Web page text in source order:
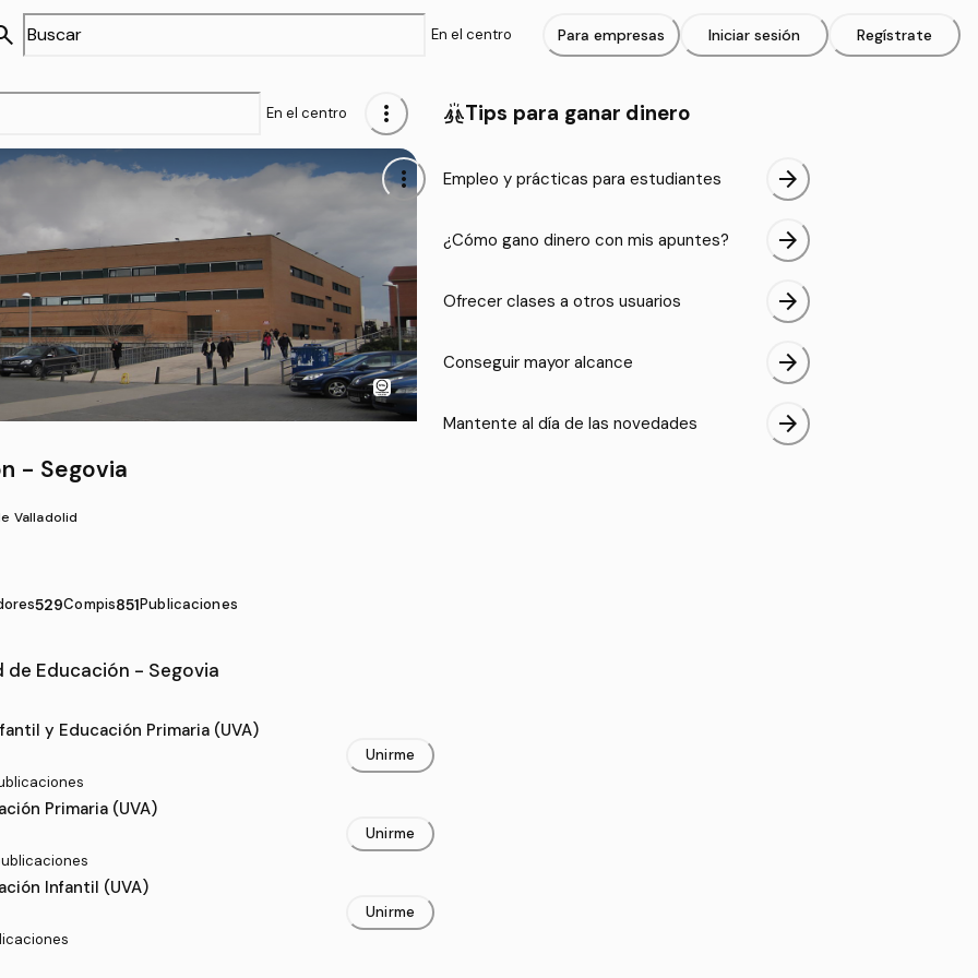
En el centro more_vert
more_vert
- Segovia
Valladolid
529Compis851Publicaciones
Educación - Segovia
de Educación - Segovia
y Educación Primaria (UVA)
Unirme
Primaria (UVA)
Unirme
Infantil (UVA)
Unirme
cheerTips para ganar dinero
Empleo y prácticas para estudiantes arrow_forward
¿Cómo gano dinero con mis apuntes? arrow_forward
Ofrecer clases a otros usuarios arrow_forward
Conseguir mayor alcance arrow_forward
Mantente al día de las novedades arrow_forward
En el centro Para empresas Iniciar sesión Regístrate